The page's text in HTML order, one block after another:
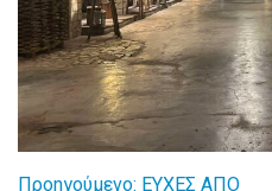
Προηγούμενο: ΕΥΧΕΣ ΑΠΟ